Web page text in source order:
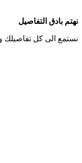
نهتم بادق التفاصيل
نستمع الى كل تفاصيلك و